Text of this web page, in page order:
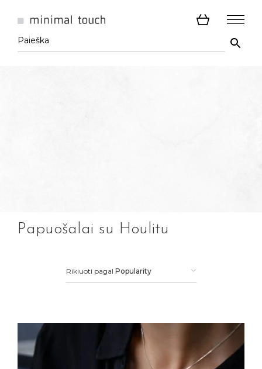
Papuošalai su Houlitu
Rikiuoti pagal Popularity